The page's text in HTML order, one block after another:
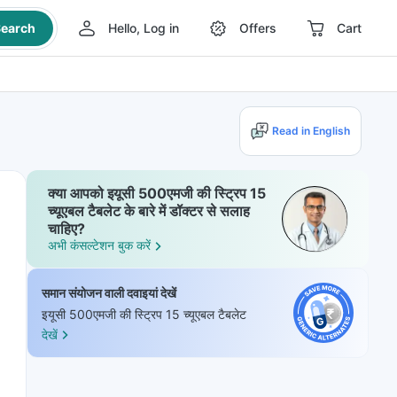
Hello, Log in Offers Cart
Read in English
क्या आपको इयूसी 500एमजी की स्ट्रिप 15
च्यूएबल टैबलेट के बारे में डॉक्टर से सलाह
चाहिए?
अभी कंसल्टेशन बुक करें
समान संयोजन वाली दवाइयां देखें
इयूसी 500एमजी की स्ट्रिप 15 च्यूएबल टैबलेट
देखें